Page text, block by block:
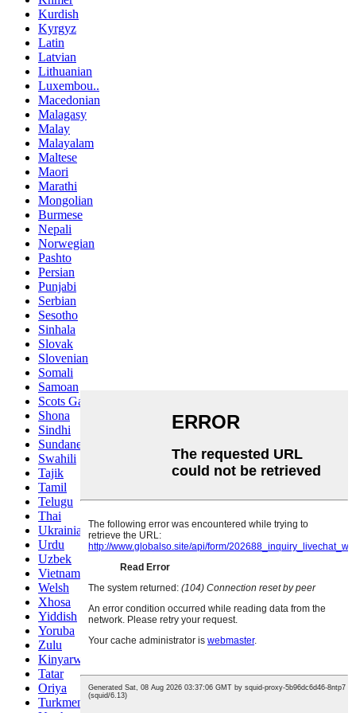
Kurdish
Kyrgyz
Latin
Latvian
Lithuanian
Luxembou..
Macedonian
Malagasy
Malay
Malayalam
Maltese
Maori
Marathi
Mongolian
Burmese
Nepali
Norwegian
Pashto
Persian
Punjabi
Serbian
Sesotho
Sinhala
Slovak
Slovenian
Somali
Samoan
Scots Gaelic
Shona
Sindhi
Sundanese
Swahili
Tajik
Tamil
Telugu
Thai
Ukrainian
Urdu
Uzbek
Vietnamese
Welsh
Xhosa
Yiddish
Yoruba
Zulu
Kinyarwanda
Tatar
Oriya
Turkmen